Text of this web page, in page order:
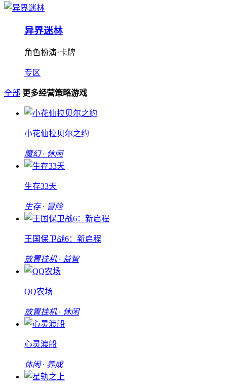
异界迷林
角色扮演·卡牌
专区
全部 更多经营策略游戏
小花仙拉贝尔之约
魔幻 · 休闲
生存33天
生存 · 冒险
王国保卫战6：新启程
放置挂机 · 益智
QQ农场
放置挂机 · 休闲
心灵渡船
休闲 · 养成